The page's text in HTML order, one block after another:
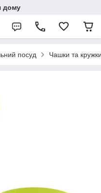
дому
посуд Чашки та